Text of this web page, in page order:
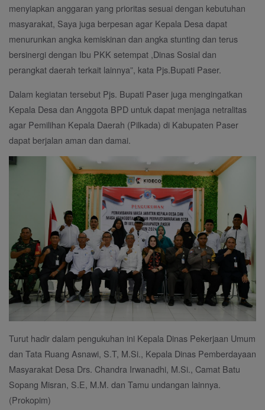
menyiapkan anggaran yang prioritas sesuai dengan kebutuhan
masyarakat, Saya juga berpesan agar Kepala Desa dapat
menurunkan angka kemiskinan dan angka stunting dan terus
bersinergi dengan Ibu PKK setempat ,Dinas Sosial dan
perangkat daerah terkait lainnya”, kata Pjs.Bupati Paser.
Dalam kegiatan tersebut Pjs. Bupati Paser juga mengingatkan
Kepala Desa dan Anggota BPD untuk dapat menjaga netralitas
agar Pemilihan Kepala Daerah (Pilkada) di Kabupaten Paser
dapat berjalan aman dan damai.
Turut hadir dalam pengukuhan ini Kepala Dinas Pekerjaan Umum
dan Tata Ruang Asnawi, S.T, M.Si., Kepala Dinas Pemberdayaan
Masyarakat Desa Drs. Chandra Irwanadhi, M.Si., Camat Batu
Sopang Misran, S.E, M.M. dan Tamu undangan lainnya.
(Prokopim)